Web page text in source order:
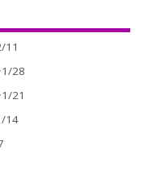
11
28
21
14